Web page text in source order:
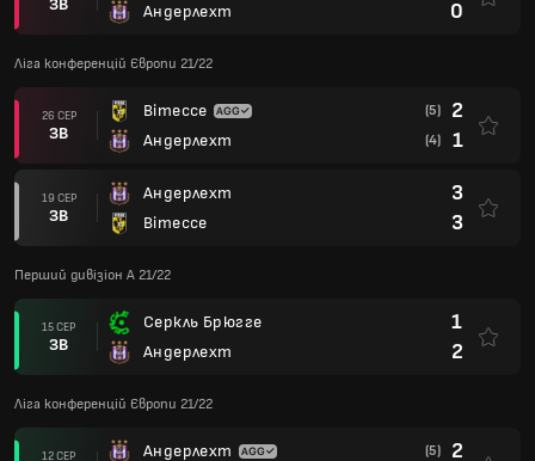
Андерлехт
0
Ліга конференцій Європи 21/22
26 СЕР
ЗВ
Вітессе
Андерлехт
(5) 2
(4) 1
19 СЕР
ЗВ
Андерлехт
Вітессе
3
3
Перший дивізіон А 21/22
15 СЕР
ЗВ
Серкль Брюгге
Андерлехт
1
2
Ліга конференцій Європи 21/22
12 СЕР Андерлехт (5) 2